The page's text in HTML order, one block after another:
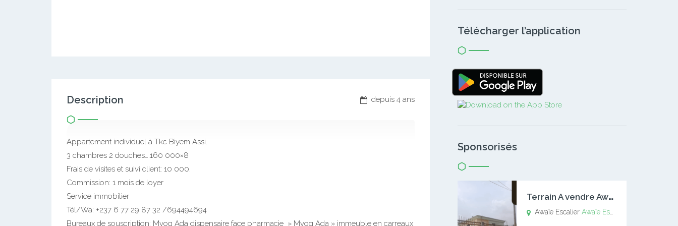
depuis 4 ans
Description
Appartement individuel à Tkc Biyem Assi.
3 chambres 2 douches….160 000×8
Frais de visites et suivi client: 10 000.
Commission: 1 mois de loyer
Service immobilier
Tél/Wa: +237 6 77 29 87 32 /694494694
Bureaux de souscription: Mvog Ada dispensaire face pharmacie » Mvog Ada » immeuble en carreaux
Télécharger l’application
Sponsorisés
T
errain A vendre Awaïe Escalier
Awaïe EscalierAwaïe Escalier